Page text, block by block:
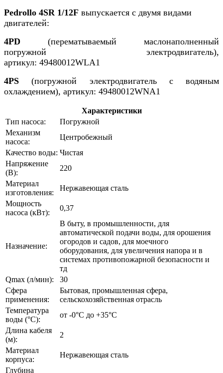
Pedrollo 4SR 1/12F выпускается с двумя видами
двигателей:
4PD (перематываемый маслонаполненный
погружной электродвигатель),
артикул: 49480012WLA1
4PS (погружной электродвигатель с водяным
охлаждением), артикул: 49480012WNA1
Характеристики
Тип насоса:
Погружной
Механизм
насоса:
Центробежный
Качество воды: Чистая
Напряжение
(В):
220
Материал
изготовления:
Нержавеющая сталь
Мощность
насоса (кВт):
0,37
Назначение:
В быту, в промышленности, для
автоматической подачи воды, для орошения
огородов и садов, для моечного
оборудования, для увеличения напора и в
системах противопожарной безопасности и
тд
Qmax (л/мин):
30
Сфера
применения:
Бытовая, промышленная сфера,
сельскохозяйственная отрасль
Температура
воды (°C):
от -0°C до +35°С
Длина кабеля
(м):
2
Материал
корпуса:
Нержавеющая сталь
Глубина